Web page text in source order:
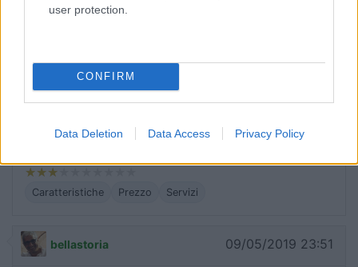
user protection.
CONFIRM
Data Deletion Data Access Privacy Policy
Accoglienza
Prima
all'ingresso è scritto € 25.00. Soleggiato e
Caratteristiche Prezzo Servizi
bellastoria 09/05/2019 23:51